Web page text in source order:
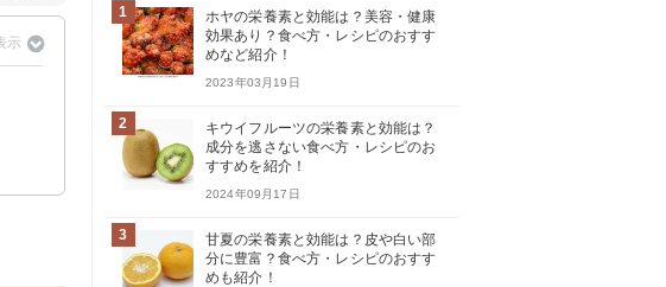
1
ホヤの栄養素と効能は？美容・健康
効果あり？食べ方・レシピのおすす
めなど紹介！
2023年03月19日
2
キウイフルーツの栄養素と効能は？
成分を逃さない食べ方・レシピのお
すすめを紹介！
2024年09月17日
3
甘夏の栄養素と効能は？皮や白い部
分に豊富？食べ方・レシピのおすす
めも紹介！